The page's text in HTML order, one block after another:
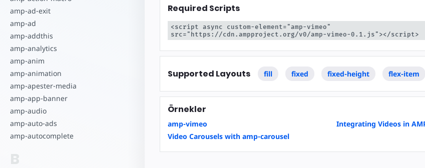
amp-ad-exit
amp-ad
amp-addthis
amp-analytics
amp-anim
amp-animation
amp-apester-media
amp-app-banner
amp-audio
amp-auto-ads
amp-autocomplete
B
Required Scripts
<script async custom-element="amp-vimeo"
src="https://cdn.ampproject.org/v0/amp-vimeo-0.1.js"></script>
Supported Layouts fill fixed fixed-height flex-item
Örnekler
amp-vimeo
Integrating Videos in
Video Carousels with amp-carousel